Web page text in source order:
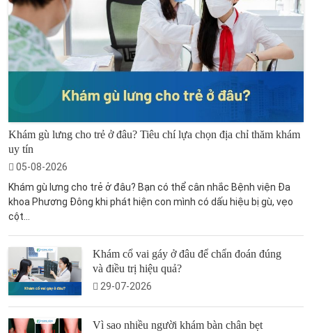
Khám gù lưng cho trẻ ở đâu? Tiêu chí lựa chọn địa chỉ thăm khám
uy tín
05-08-2026
Khám gù lưng cho trẻ ở đâu? Bạn có thể cân nhắc Bệnh viện Đa
khoa Phương Đông khi phát hiện con mình có dấu hiệu bị gù, vẹo
cột...
Khám cổ vai gáy ở đâu để chẩn đoán đúng
và điều trị hiệu quả?
29-07-2026
Vì sao nhiều người khám bàn chân bẹt